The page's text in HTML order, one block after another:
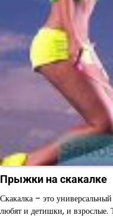
Прыжки на скакалке
Скакалка – это
любят и детишки, и взрослые.